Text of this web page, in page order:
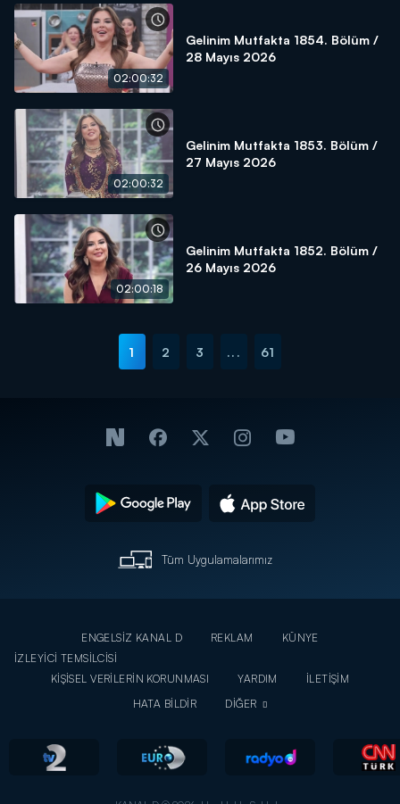
02:00:32
Gelinim Mutfakta 1854. Bölüm /
28 Mayıs 2026
02:00:32
Gelinim Mutfakta 1853. Bölüm /
27 Mayıs 2026
02:00:18
Gelinim Mutfakta 1852. Bölüm /
26 Mayıs 2026
1 2 3 ... 61
Tüm Uygulamalarımız
ENGELSİZ KANAL D REKLAM
KÜNYE
İZLEYİCİ TEMSİLCİSİ
KİŞİSEL VERİLERİN KORUNMASI
YARDIM
İLETİŞİM
HATA BİLDİR
DİĞER